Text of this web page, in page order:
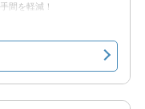
間を軽減！